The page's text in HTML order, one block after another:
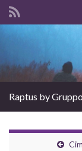
Raptus by